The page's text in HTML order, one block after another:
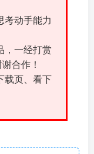
考动手能力
，一经打赏
合作！
载页、看下